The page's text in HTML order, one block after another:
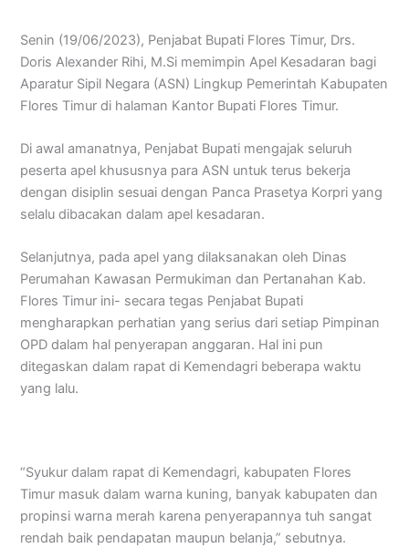
Senin (19/06/2023), Penjabat Bupati Flores Timur, Drs.
Doris Alexander Rihi, M.Si memimpin Apel Kesadaran bagi
Aparatur Sipil Negara (ASN) Lingkup Pemerintah Kabupaten
Flores Timur di halaman Kantor Bupati Flores Timur.
Di awal amanatnya, Penjabat Bupati mengajak seluruh
peserta apel khususnya para ASN untuk terus bekerja
dengan disiplin sesuai dengan Panca Prasetya Korpri yang
selalu dibacakan dalam apel kesadaran.
Selanjutnya, pada apel yang dilaksanakan oleh Dinas
Perumahan Kawasan Permukiman dan Pertanahan Kab.
Flores Timur ini- secara tegas Penjabat Bupati
mengharapkan perhatian yang serius dari setiap Pimpinan
OPD dalam hal penyerapan anggaran. Hal ini pun
ditegaskan dalam rapat di Kemendagri beberapa waktu
yang lalu.
“Syukur dalam rapat di Kemendagri, kabupaten Flores
Timur masuk dalam warna kuning, banyak kabupaten dan
propinsi warna merah karena penyerapannya tuh sangat
rendah baik pendapatan maupun belanja,” sebutnya.